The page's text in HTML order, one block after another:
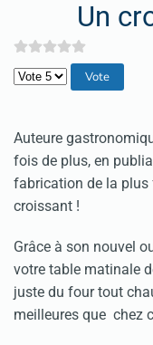
Un
Veuillez voter
Auteure
fois de plus, en
fabrication de la plus
croissant !
Grâce à son nouvel
votre table matinale
juste du four tout
meilleures que chez